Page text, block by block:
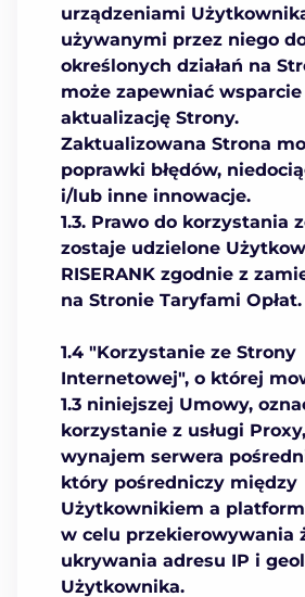
urządzeniami
używanymi przez niego
określonych działań na
może zapewniać
aktualizację Strony.
Zaktualizowana Strona
poprawki błędów,
i/lub inne innowacje.
1.3. Prawo do korzystania
zostaje udzielone
RISERANK zgodnie z
na Stronie Taryfami Opłat.
1.4 "Korzystanie ze Strony
Internetowej", o której
1.3 niniejszej Umowy,
korzystanie z usługi
wynajem serwera
który pośredniczy między
Użytkownikiem a
w celu przekierowywania
ukrywania adresu IP i
Użytkownika.